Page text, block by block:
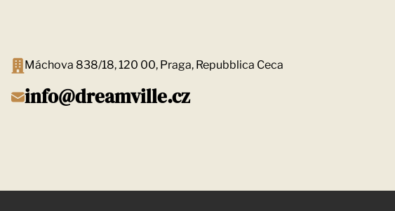
Máchova 838/18, 120 00, Praga, Repubblica Ceca
info@dreamville.cz